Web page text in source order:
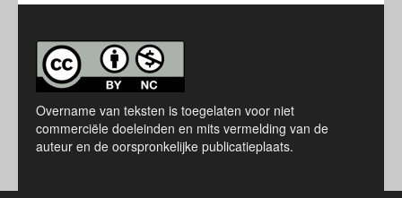
Overname van teksten is toegelaten voor niet
commerciële doeleinden en mits vermelding van de
auteur en de oorspronkelijke publicatieplaats.